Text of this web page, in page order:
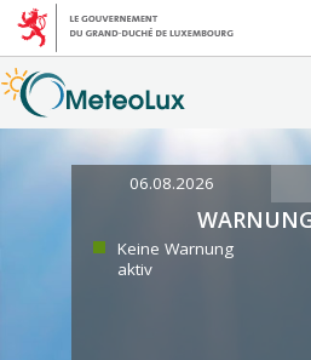
06.08.2026
Keine Warnung
aktiv